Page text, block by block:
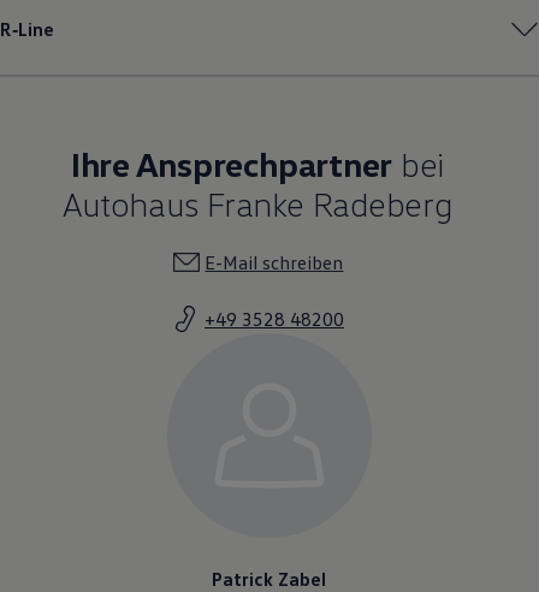
R‑Line
Ihre Ansprechpartner bei
Autohaus Franke Radeberg
E-Mail schreiben
+49 3528 48200
Patrick Zabel